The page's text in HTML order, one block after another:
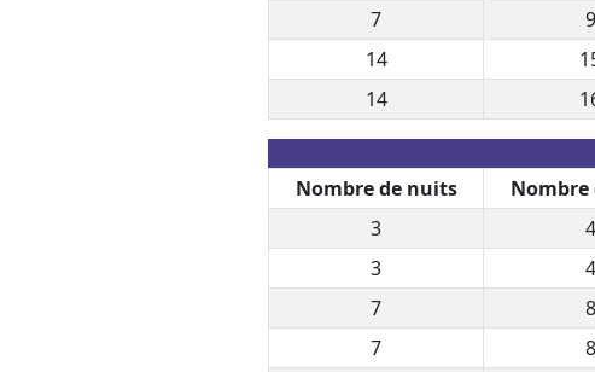
7
9
14
14
Nombre de nuits Nombre
3
4
3
4
7
8
7
8